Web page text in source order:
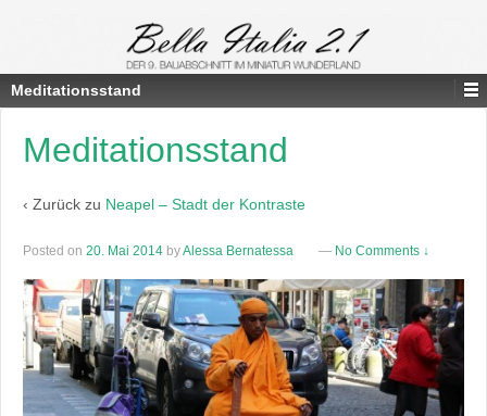
Meditationsstand
Meditationsstand
‹ Zurück zu Neapel – Stadt der Kontraste
Posted on 20. Mai 2014 byAlessa Bernatessa — No Comments ↓